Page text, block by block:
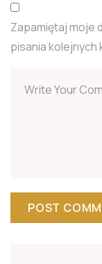
Zapamiętaj moje
pisania kolejnych